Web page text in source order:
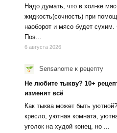
Надо думать, что в хол-ке
жидкость(сочность) при
наоборот и мясо будет сухим.
Поэ...
6 августа 2026
Sensanome к рецепту
Не любите тыкву? 10+
изменят всё
Как тыква может быть
кресло, уютная комната,
уголок на худой конец, но ...